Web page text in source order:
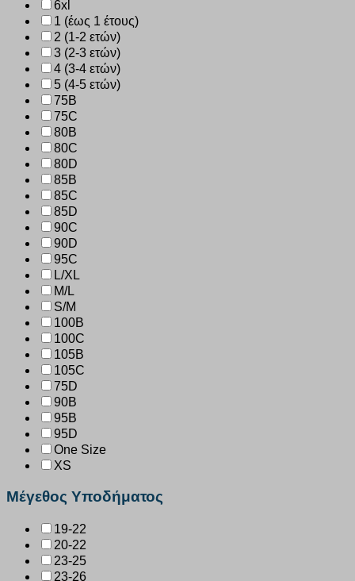
6xl
1 (έως 1 έτους)
2 (1-2 ετών)
3 (2-3 ετών)
4 (3-4 ετών)
5 (4-5 ετών)
75B
75C
80B
80C
80D
85B
85C
85D
90C
90D
95C
L/XL
M/L
S/M
100B
100C
105B
105C
75D
90B
95B
95D
One Size
XS
Μέγεθος Υποδήματος
19-22
20-22
23-25
23-26